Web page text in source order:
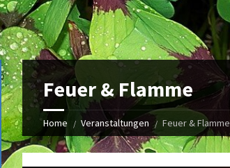
Feuer & Flamme
Home Veranstaltungen Feuer & Flamme